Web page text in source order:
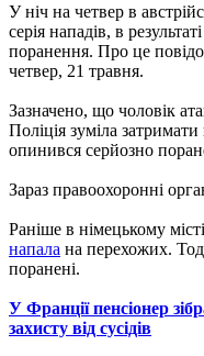
У ніч на четвер в
серія нападів, в
поранення. Про це
четвер, 21 травня.
Зазначено, що чоловік
Поліція зуміла
опинився серйозно
Зараз правоохоронні
Раніше в німецькому місті
напала на перехожих.
поранені.
У Франції пенсіонер
захисту від сусідів